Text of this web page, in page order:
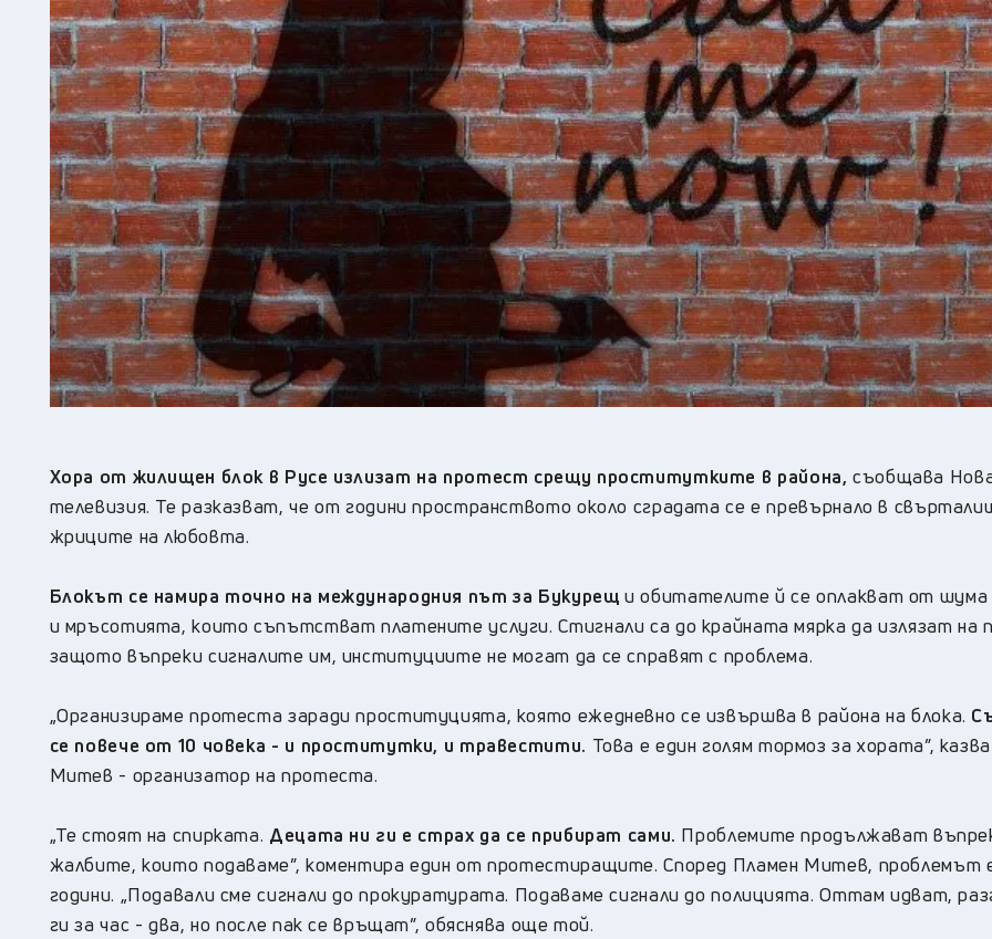
Перник, 26°C
Плевен, 31°C
Пловдив, 28°C
Разград , 25°C
Русе, 27°C
Силистра, 29°C
Сливен, 25°C
Смолян, 21°C
София, 28°C
Стара Загора, 29°C
Търговище , 26°C
Хасково, 30°C
Шумен, 26°C
Ямбол, 26°C
Хора от жилищен блок в Русе излизат на протест срещу проститутките в района, съобщавa
телевизия. Те разказват, че от години пространството около сградата се е превърнало в
жриците на любовта.
Блокът се намира точно на международния път за Букурещ и обитателите й се оплакват от шума
и мръсотията, които съпътстват платените услуги. Стигнали са до крайната мярка да излязат на
защото въпреки сигналите им, институциите не могат да се справят с проблема.
„Организираме протеста заради проституцията, която ежедневно се извършва в района на блока.
се повече от 10 човека - и проститутки, и травестити. Това е един голям тормоз за хората”,
Митев - организатор на протеста.
„Те стоят на спирката. Децата ни ги е страх да се прибират сами. Проблемите продължават
жалбите, които подаваме”, коментира един от протестиращите. Според Пламен Митев, проблемът
години. „Подавали сме сигнали до прокуратурата. Подаваме сигнали до полицията. Оттам идват,
ги за час - два, но после пак се връщат”, обяснява още той.